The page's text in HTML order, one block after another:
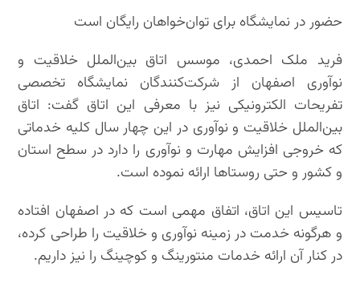
حضور در نمایشگاه برای توان‌خواهان رایگان است
فرید ملک احمدی، موسس اتاق بین‌الملل خلاقیت و
نوآوری اصفهان از شرکت‌کنندگان نمایشگاه تخصصی
تفریحات الکترونیکی نیز با معرفی این اتاق گفت: اتاق
بین‌الملل خلاقیت و نوآوری در این چهار سال کلیه خدماتی
که خروجی افزایش مهارت و نوآوری را دارد در سطح استان
و کشور و حتی روستاها ارائه نموده است.
تاسیس این اتاق، اتفاق مهمی است که در اصفهان افتاده
و هرگونه خدمت در زمینه نوآوری و خلاقیت را طراحی کرده،
در کنار آن ارائه خدمات منتورینگ و کوچینگ را نیز داریم.